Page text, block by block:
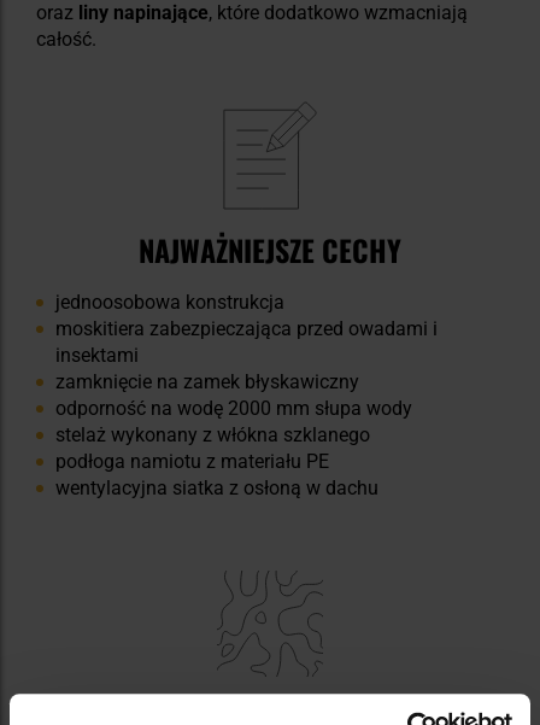
oraz liny napinające, które dodatkowo wzmacniają
całość.
NAJWAŻNIEJSZE CECHY
jednoosobowa konstrukcja
moskitiera zabezpieczająca przed owadami i
insektami
zamknięcie na zamek błyskawiczny
odporność na wodę 2000 mm słupa wody
stelaż wykonany z włókna szklanego
podłoga namiotu z materiału PE
wentylacyjna siatka z osłoną w dachu